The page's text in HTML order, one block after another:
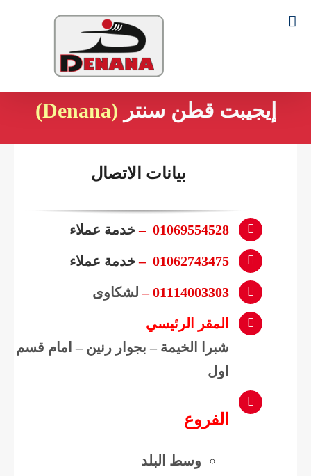
Search
إيجيبت قطن سنتر (Denana)
بيانات الاتصال
01069554528 – خدمة عملاء
01062743475 – خدمة عملاء
01114003303 – لشكاوى
المقر الرئيسي
شبرا الخيمة – بجوار رنين – امام قسم
اول
الفروع
وسط البلد